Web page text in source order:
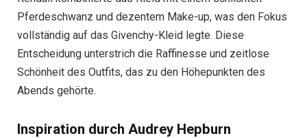
Pferdeschwanz und dezentem Make-up, was den Fokus
vollständig auf das Givenchy-Kleid legte. Diese
Entscheidung unterstrich die Raffinesse und zeitlose
Schönheit des Outfits, das zu den Höhepunkten des
Abends gehörte.
Inspiration durch Audrey Hepburn